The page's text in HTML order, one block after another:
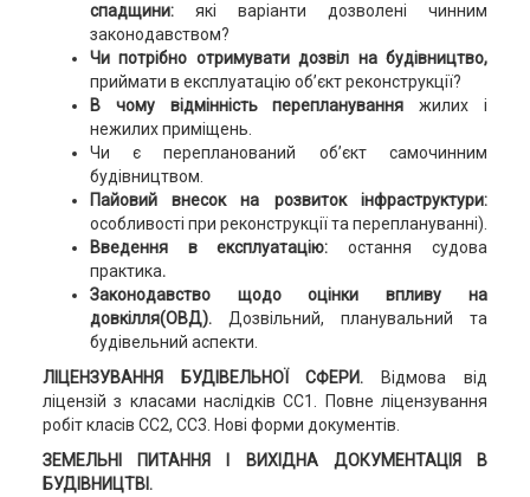
спадщини:які варіанти дозволені чинним
законодавством?
Чи потрібно отримувати дозвіл на будівництво,
приймати в експлуатацію об’єкт реконструкції?
В чому відмінність переплануванняжилих і
нежилих приміщень.
Чи є перепланований об’єкт самочинним
будівництвом.
Пайовий внесок на розвиток інфраструктури:
особливості при реконструкції та переплануванні).
Введення в експлуатацію: остання судова
практика.
Законодавство щодо оцінки впливу на
довкілля(ОВД).Дозвільний, планувальний та
будівельний аспекти.
ЛІЦЕНЗУВАННЯ БУДІВЕЛЬНОЇ СФЕРИ.
Відмова від
ліцензій з класами наслідків СС1. Повне ліцензування
робіт класів СС2, СС3. Нові форми документів.
ЗЕМЕЛЬНІ ПИТАННЯ І ВИХІДНА ДОКУМЕНТАЦІЯ В
БУДІВНИЦТВІ.